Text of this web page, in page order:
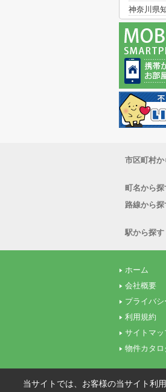
神奈川県
市区町村か
町名から探
路線から探
駅から探す
ホーム
会社概要
プライバ
利用規約
サイトマッ
物件カタロ
当サイトでは、お客様の当サイト利